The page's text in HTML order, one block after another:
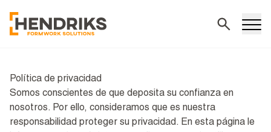
Política de privacidad
Somos conscientes de que deposita su confianza en
nosotros. Por ello, consideramos que es nuestra
responsabilidad proteger su privacidad. En esta página le